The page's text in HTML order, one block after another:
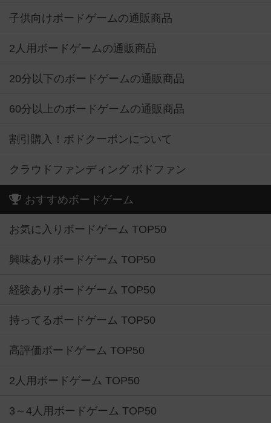
子供向けボードゲームの通販商品
2人用ボードゲームの通販商品
20分以下のボードゲームの通販商品
60分以上のボードゲームの通販商品
割引購入！ボドクーポンについて
クラウドファンディング ボドファン
おすすめボードゲーム
お気に入りボードゲーム TOP50
興味ありボードゲーム TOP50
経験ありボードゲーム TOP50
持ってるボードゲーム TOP50
高評価ボードゲーム TOP50
2人用ボードゲーム TOP50
3～4人用ボードゲーム TOP50